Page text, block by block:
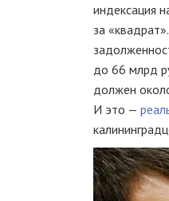
индексация
за
до 66 млрд
должен
И это —